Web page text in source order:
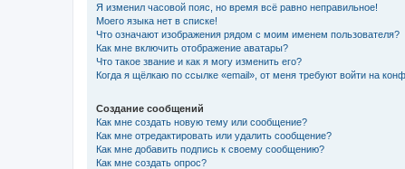
Я изменил часовой пояс, но время всё равно неправильное!
Моего языка нет в списке!
Что означают изображения рядом с моим именем пользователя?
Как мне включить отображение аватары?
Что такое звание и как я могу изменить его?
Когда я щёлкаю по ссылке «email», от меня требуют войти на
Создание сообщений
Как мне создать новую тему или сообщение?
Как мне отредактировать или удалить сообщение?
Как мне добавить подпись к своему сообщению?
Как мне создать опрос?